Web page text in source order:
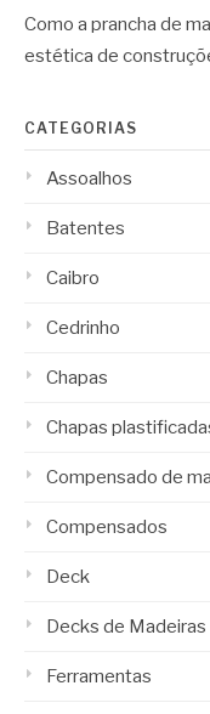
Como a prancha de
estética de
CATEGORIAS
Assoalhos
Batentes
Caibro
Cedrinho
Chapas
Chapas
Compensado de
Compensados
Deck
Decks de Madeiras
Ferramentas